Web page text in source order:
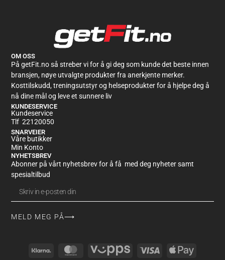
OM OSS
På getFit.no så streber vi for å gi deg som kunde det beste innen
bransjen, nøye utvalgte produkter fra anerkjente merker.
Kosttilskudd, treningsutstyr og helseprodukter for å hjelpe deg å
nå dine mål og leve et sunnere liv
KUNDESERVICE
Kundeservice
Tlf 22120050
SNARVEIER
Våre butikker
Min Konto
NYHETSBREV
Abonner på vårt nyhetsbrev for å få med deg nyheter samt
spesialtilbud
MELD MEG PÅ⟶